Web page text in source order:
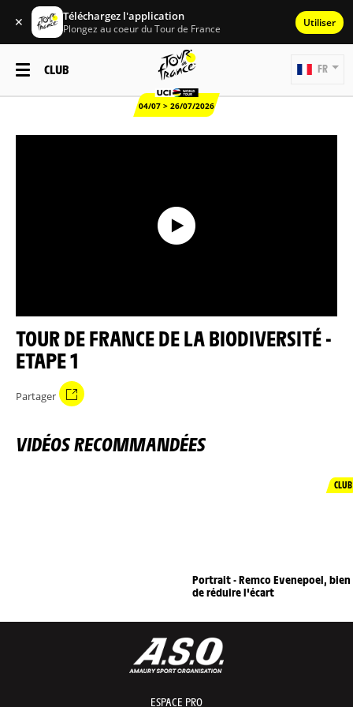
✕ Téléchargez l'application
Plongez au coeur du Tour de France Utiliser
CLUB
04/07 > 26/07/2026
FR
TOUR DE FRANCE DE LA BIODIVERSITÉ -
ETAPE 1
Partager
VIDÉOS RECOMMANDÉES
CLUB
Portrait - Remco Evenepoel, bien
de réduire l'écart
ESPACE PRO